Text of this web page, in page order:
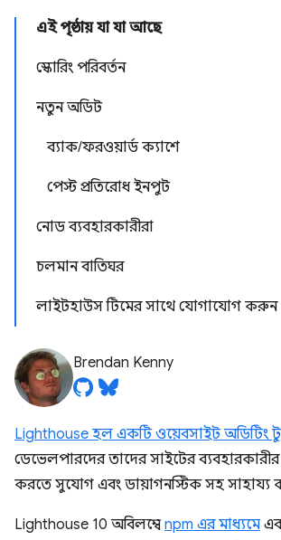
এই পৃষ্ঠায় যা যা আছে
স্কোরিং পরিবর্তন
নতুন অডিট
ব্যাক/ফরওয়ার্ড ক্যাশে
পেস্ট প্রতিরোধ ইনপুট
নোড ব্যবহারকারীরা
চলমান বাতিঘর
লাইটহাউস টিমের সাথে যোগাযোগ করুন
Brendan Kenny
Lighthouse হল একটি ওয়েবসাইট অডিটিং
ডেভেলপারদের তাদের সাইটের ব্যবহারকারীর
করতে সুযোগ এবং ডায়াগনস্টিক সহ সাহায্য
Lighthouse 10 অবিলম্বেnpm এর মাধ্যমে